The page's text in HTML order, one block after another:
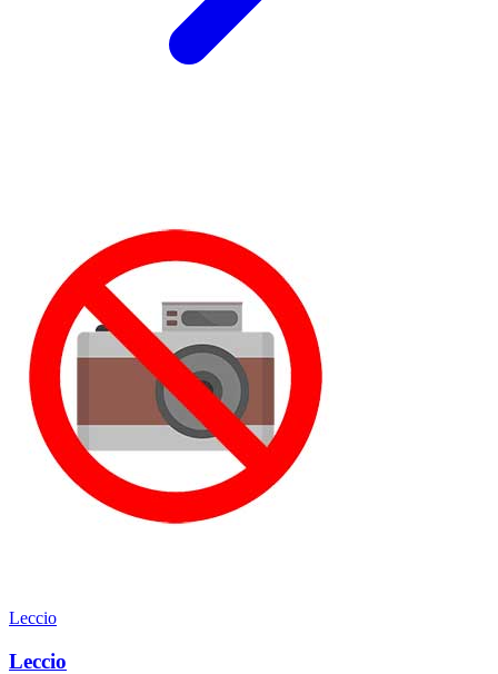
Leccio
Leccio